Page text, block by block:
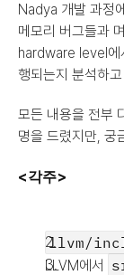
Nadya 개발 과정
메모리 버그들과
hardware level에
행되는지 분석하
모든 내용을 전부
명을 드렸지만, 궁
<각주>
llvm/
LLVM에서